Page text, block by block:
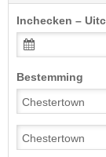
Inchecken –
Bestemming